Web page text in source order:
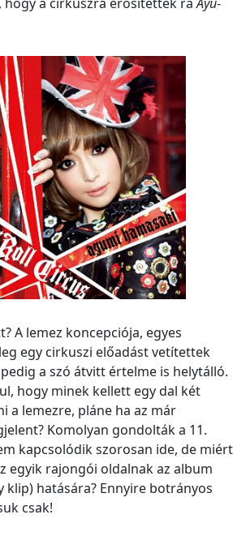
A lemez koncepciója, egyes
egy cirkuszi előadást vetítettek
a szó átvitt értelme is helytálló.
hogy minek kellett egy dal két
a lemezre, pláne ha az már
Komolyan gondolták a 11.
kapcsolódik szorosan ide, de miért
egyik rajongói oldalnak az album
klip) hatására? Ennyire botrányos
csak!